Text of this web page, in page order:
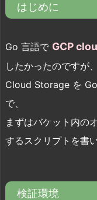
はじめに
Go 言語で GCP
したかったのですが、
Cloud Storage を
で、
まずはバケット内の
するスクリプトを書
検証環境